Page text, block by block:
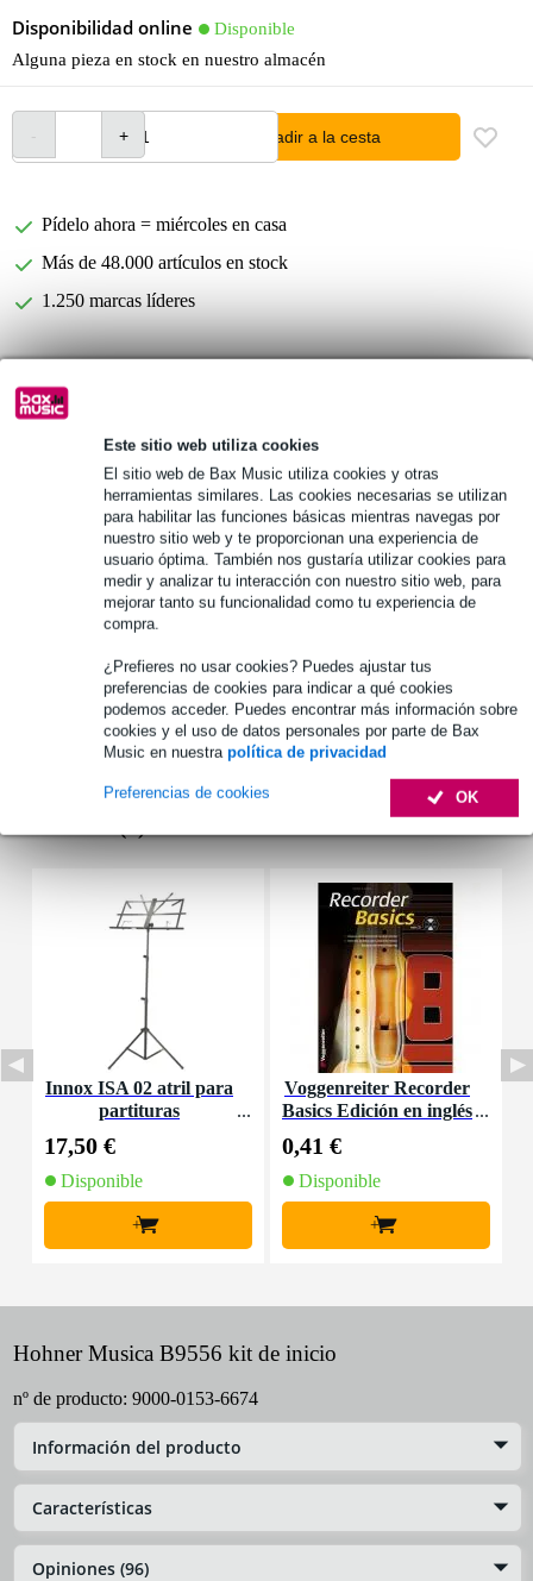
Este sitio web utiliza cookies
El sitio web de Bax Music utiliza cookies y otras
herramientas similares. Las cookies necesarias se utilizan
para habilitar las funciones básicas mientras navegas por
nuestro sitio web y te proporcionan una experiencia de
usuario óptima. También nos gustaría utilizar cookies para
medir y analizar tu interacción con nuestro sitio web, para
mejorar tanto su funcionalidad como tu experiencia de
compra.
¿Prefieres no usar cookies? Puedes ajustar tus
preferencias de cookies para indicar a qué cookies
podemos acceder. Puedes encontrar más información sobre
cookies y el uso de datos personales por parte de Bax
Music en nuestra política de privacidad
OK
Preferencias de cookies
Disponibilidad online
Disponible
Alguna pieza en stock en nuestro almacén
añadir a la cesta
Pídelo ahora = miércoles en casa
Más de 48.000 artículos en stock
1.250 marcas líderes
Información del producto
Véase también (1)
Innox ISA 02 atril para
partituras
17,50 €
Disponible
+
Voggenreiter Recorder
Basics Edición en inglés
0,41 €
Disponible
+
Hohner Musica B9556 kit de inicio
nº de producto: 9000-0153-6674
Información del producto
Características
Opiniones (96)